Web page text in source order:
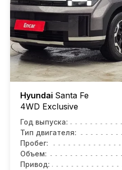
Hyundai Santa Fe
4WD Exclusive
Год выпуска:
Тип двигателя:
Пробег:
Объем:
Привод: